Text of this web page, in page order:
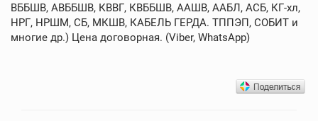
ВББШВ, АВББШВ, КВВГ, КВББШВ, ААШВ, ААБЛ, АСБ, КГ-хл,
НРГ, НРШМ, СБ, МКШВ, КАБЕЛЬ ГЕРДА. ТППЭП, СОБИТ и
многие др.) Цена договорная. (Viber, WhatsApp)